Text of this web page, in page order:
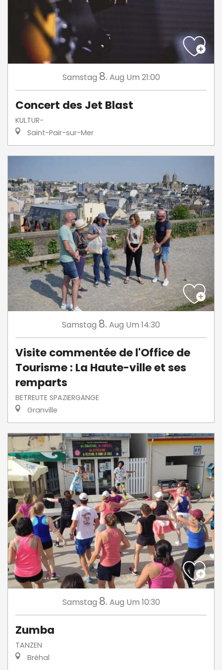
Samstag 8. Aug Um 21:00
Concert des Jet Blast
KULTUR-
Saint-Pair-sur-Mer
Samstag 8. Aug Um 14:30
Visite commentée de l'Office de
Tourisme : La Haute-ville et ses
remparts
BETREUTE SPAZIERGÄNGE
Granville
Samstag 8. Aug Um 10:30
Zumba
TANZEN
Bréhal